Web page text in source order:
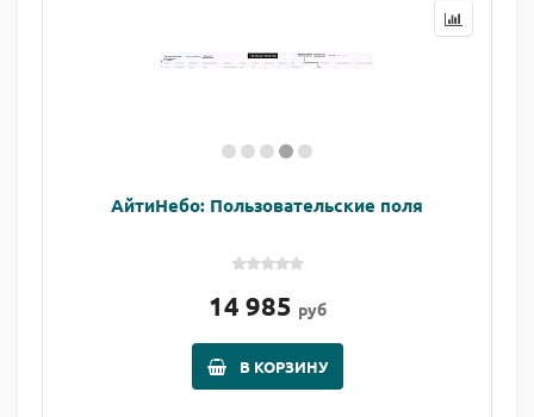
АйтиНебо: Пользовательские поля
14 985 руб
В КОРЗИНУ